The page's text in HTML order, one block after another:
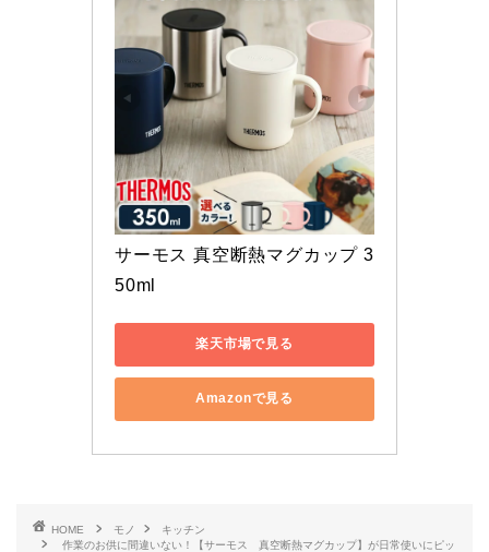
サーモス 真空断熱マグカップ 3
50ml
楽天市場で見る
Amazonで見る
HOME モノ
キッチン
作業のお供に間違いない！【サーモス 真空断熱マグカップ】が日常使いにピッ